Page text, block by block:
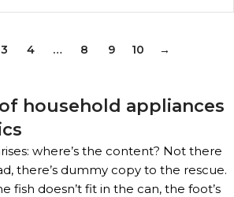
3 4 … 8 9 10 →
household appliances
where’s the content? Not there
there’s dummy copy to the rescue.
fish doesn’t fit in the can, the foot’s